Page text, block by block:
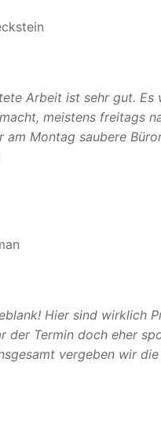
Arbeit ist sehr gut. Es
meistens freitags
am Montag saubere
Hier sind wirklich
der Termin doch eher
vergeben wir